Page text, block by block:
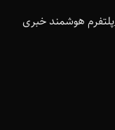
پلتفرم هوشمند خبری